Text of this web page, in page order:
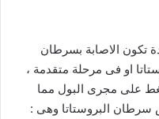
تكون الاصابة بسرطان
او فى مرحلة متقدمة ،
على مجرى البول مما
البروستاتا وهى :